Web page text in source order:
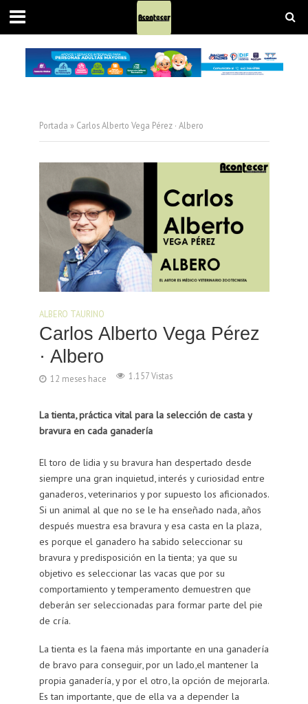
Portada » Carlos Alberto Vega Pérez · Albero
ALBERO TAURINO
Carlos Alberto Vega Pérez
· Albero
12 meses hace 1.157 Vistas
La tienta, práctica vital para la selección de casta y
bravura en cada ganadería
El toro de lidia y su bravura han despertado desde
siempre una gran inquietud, interés y curiosidad entre
ganaderos, veterinarios y por supuesto los aficionados.
Si un animal al que no se le ha enseñado nada, años
después muestra esa bravura y esa casta en la plaza,
es porque el ganadero ha sabido seleccionar su
bravura y predisposición en la tienta; ya que su
objetivo es seleccionar las vacas que por su
comportamiento y temperamento demuestren que
deberán ser seleccionadas para formar parte del pie
de cría.
La tienta es la faena más importante en una ganadería
de bravo para conseguir, por un lado,el mantener la
propia ganadería, y por el otro, la opción de mejorarla.
Es tan importante, que de ella va a depender la